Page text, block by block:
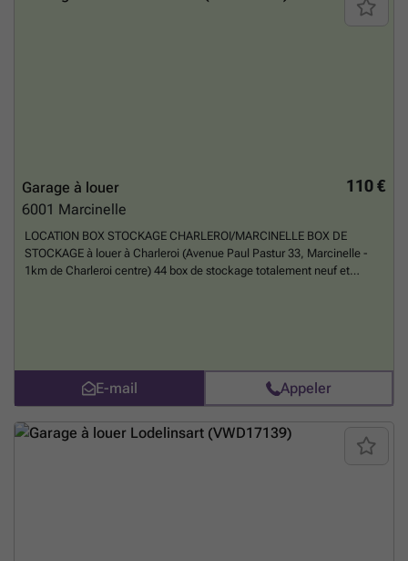
110 €
Garage à louer
6001 Marcinelle
LOCATION BOX STOCKAGE CHARLEROI/MARCINELLE BOX DE
STOCKAGE à louer à Charleroi (Avenue Paul Pastur 33, Marcinelle -
1km de Charleroi centre) 44 box de stockage totalement neuf et
E-mail Appeler